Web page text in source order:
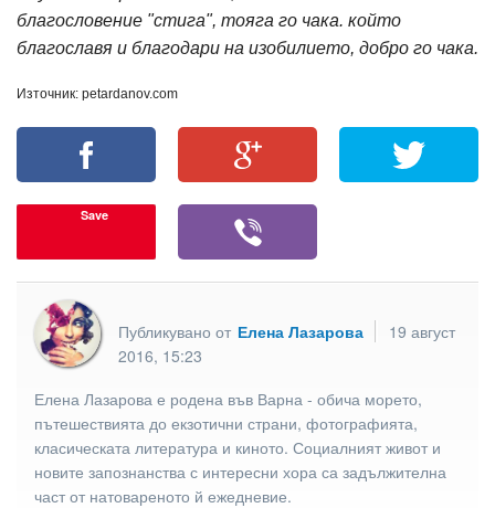
благословение "стига", тояга го чака. който
благославя и благодари на изобилието, добро го чака.
Източник: petardanov.com
Save
Публикувано от Елена Лазарова
19 август
2016, 15:23
Елена Лазарова е родена във Варна - обича морето,
пътешествията до екзотични страни, фотографията,
класическата литература и киното. Социалният живот и
новите запознанства с интересни хора са задължителна
част от натовареното й ежедневие.